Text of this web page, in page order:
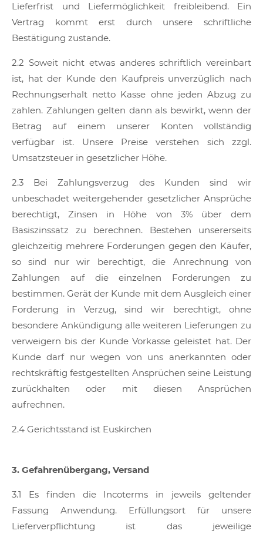
Lieferfrist und Liefermöglichkeit freibleibend. Ein
Vertrag kommt erst durch unsere schriftliche
Bestätigung zustande.
2.2 Soweit nicht etwas anderes schriftlich vereinbart
ist, hat der Kunde den Kaufpreis unverzüglich nach
Rechnungserhalt netto Kasse ohne jeden Abzug zu
zahlen. Zahlungen gelten dann als bewirkt, wenn der
Betrag auf einem unserer Konten vollständig
verfügbar ist. Unsere Preise verstehen sich zzgl.
Umsatzsteuer in gesetzlicher Höhe.
2.3 Bei Zahlungsverzug des Kunden sind wir
unbeschadet weitergehender gesetzlicher Ansprüche
berechtigt, Zinsen in Höhe von 3% über dem
Basiszinssatz zu berechnen. Bestehen unsererseits
gleichzeitig mehrere Forderungen gegen den Käufer,
so sind nur wir berechtigt, die Anrechnung von
Zahlungen auf die einzelnen Forderungen zu
bestimmen. Gerät der Kunde mit dem Ausgleich einer
Forderung in Verzug, sind wir berechtigt, ohne
besondere Ankündigung alle weiteren Lieferungen zu
verweigern bis der Kunde Vorkasse geleistet hat. Der
Kunde darf nur wegen von uns anerkannten oder
rechtskräftig festgestellten Ansprüchen seine Leistung
zurückhalten oder mit diesen Ansprüchen
aufrechnen.
2.4 Gerichtsstand ist Euskirchen
3. Gefahrenübergang, Versand
3.1 Es finden die Incoterms in jeweils geltender
Fassung Anwendung. Erfüllungsort für unsere
Lieferverpflichtung ist das jeweilige